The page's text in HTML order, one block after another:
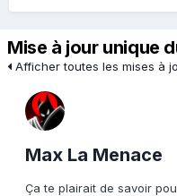
Mise à jour unique
Afficher toutes les mises à
Max La Menace
Ça te plairait de savoir